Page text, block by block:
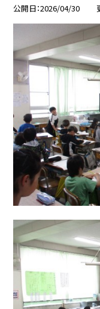
公開日 2026/04/30